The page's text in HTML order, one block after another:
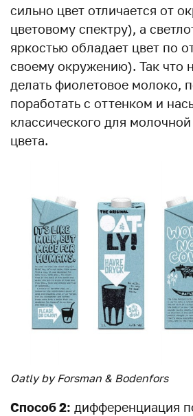
сильно цвет отличается от
цветовому спектру), а
яркостью обладает цвет по
своему окружению). Так что
делать фиолетовое молоко,
поработать с оттенком и
классического для
цвета.
Oatly by Forsman & Bodenfors
Способ 2: дифференциация